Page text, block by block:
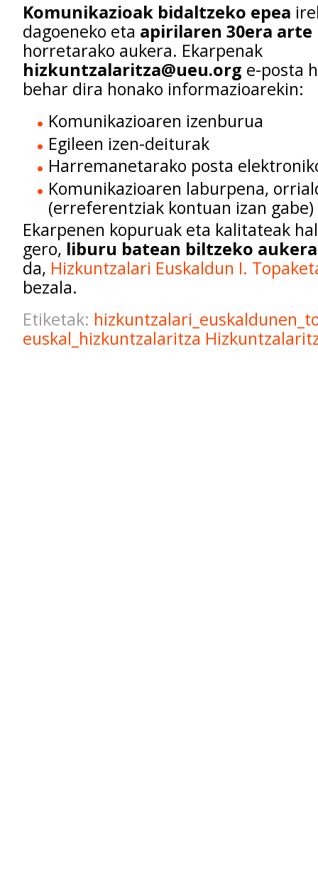
Komunikazioak bidaltzeko epea
dagoeneko eta apirilaren 30era arte
horretarako aukera. Ekarpenak
hizkuntzalaritza@ueu.org e-posta
behar dira honako informazioarekin:
Komunikazioaren izenburua
Egileen izen-deiturak
Harremanetarako posta
Komunikazioaren laburpena,
(erreferentziak kontuan izan gabe)
Ekarpenen kopuruak eta kalitateak
gero, liburu batean biltzeko aukera
da, Hizkuntzalari Euskaldun I.
bezala.
Etiketak:
euskal_hizkuntzalaritza